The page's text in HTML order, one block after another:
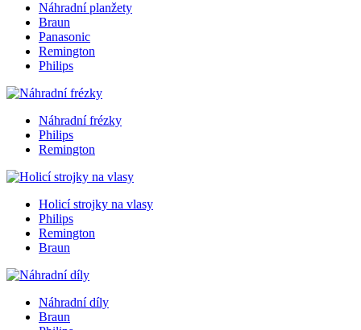
Náhradní planžety
Braun
Panasonic
Remington
Philips
Náhradní frézky
Philips
Remington
Holicí strojky na vlasy
Philips
Remington
Braun
Náhradní díly
Braun